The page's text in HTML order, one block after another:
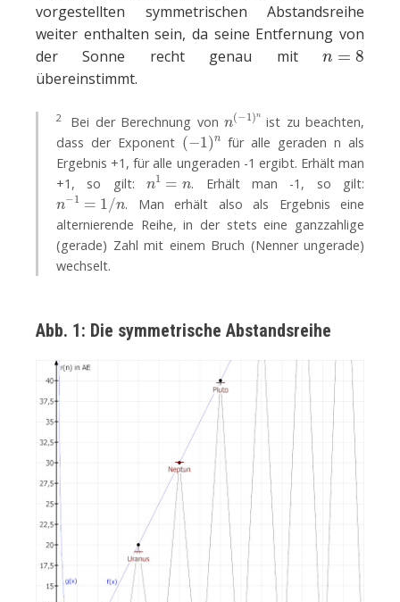
vorgestellten symmetrischen Abstandsreihe
weiter enthalten sein, da seine Entfernung von
der Sonne recht genau mit
n =8
übereinstimmt.
2 Bei der Berechnung von
( 1)n
ist zu beachten,
dass der Exponent
(− 1)n
für alle geraden n als
Ergebnis +1, für alle ungeraden -1 ergibt. Erhält man
+1, so gilt:
n1= n
. Erhält man -1, so gilt:
n −1 =1 n
. Man erhält also als Ergebnis eine
alternierende Reihe, in der stets eine ganzzahlige
(gerade) Zahl mit einem Bruch (Nenner ungerade)
wechselt.
Abb. 1: Die symmetrische Abstandsreihe